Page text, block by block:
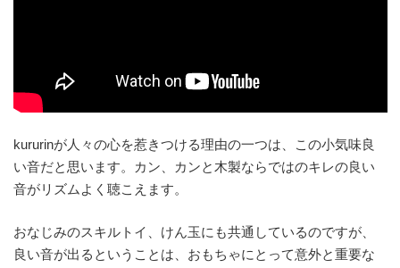
kururinが人々の心を惹きつける理由の一つは、この小気味良
い音だと思います。カン、カンと木製ならではのキレの良い
音がリズムよく聴こえます。
おなじみのスキルトイ、けん玉にも共通しているのですが、
良い音が出るということは、おもちゃにとって意外と重要な